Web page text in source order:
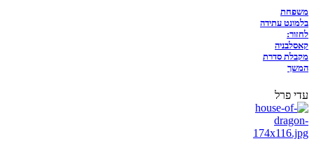
משפחת
בלמונט עתידה
לחזור:
קאסלבניה
מקבלת סדרת
המשך
עדי פרל